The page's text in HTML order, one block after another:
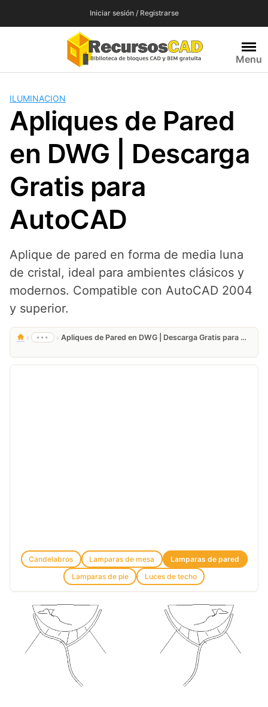
Iniciar sesión / Registrarse
Menu
ILUMINACION
Apliques de Pared
en DWG | Descarga
Gratis para
AutoCAD
Aplique de pared en forma de media luna
de cristal, ideal para ambientes clásicos y
modernos. Compatible con AutoCAD 2004
y superior.
› ••• › Apliques de Pared en DWG | Descarga Gratis para AutoCAD
Candelabros Lamparas de mesa
Lamparas de pared
Lamparas de pie
Luces de techo